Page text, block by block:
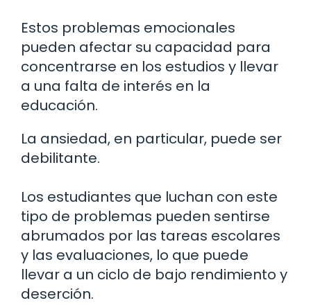
Estos problemas emocionales
pueden afectar su capacidad para
concentrarse en los estudios y llevar
a una falta de interés en la
educación.
La ansiedad, en particular, puede ser
debilitante.
Los estudiantes que luchan con este
tipo de problemas pueden sentirse
abrumados por las tareas escolares
y las evaluaciones, lo que puede
llevar a un ciclo de bajo rendimiento y
deserción.